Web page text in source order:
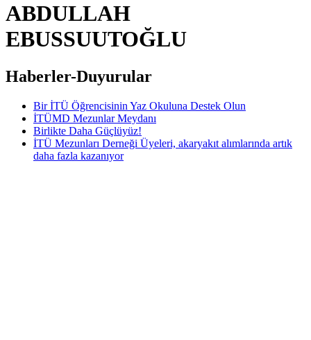
ABDULLAH
EBUSSUUTOĞLU
Haberler-Duyurular
Bir İTÜ Öğrencisinin Yaz Okuluna Destek Olun
İTÜMD Mezunlar Meydanı
Birlikte Daha Güçlüyüz!
İTÜ Mezunları Derneği Üyeleri, akaryakıt alımlarında artık
daha fazla kazanıyor